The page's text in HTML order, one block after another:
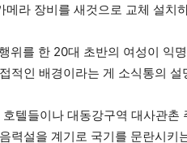
라 장비를 새것으로 교체 설치
위를 한 20대 초반의 여성이 익
적인 배경이라는 게 소식통의 설
텔들이나 대동강구역 대사관촌
력설을 계기로 국기를 문란시키